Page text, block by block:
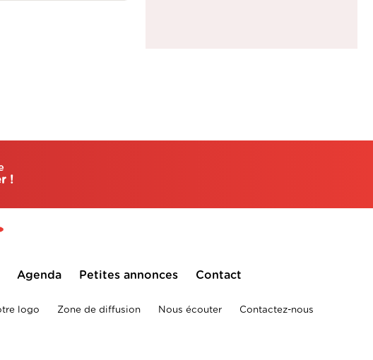
!
Agenda Petites annonces Contact
logo Zone de diffusion Nous écouter Contactez-nous